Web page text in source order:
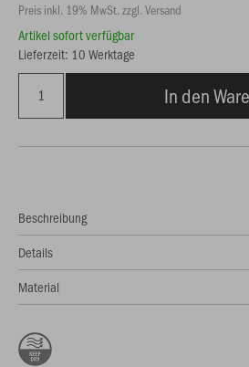
Preis inkl. 19% MwSt. zzgl. Versand
Artikel sofort verfügbar
Lieferzeit: 10 Werktage
In den
Beschreibung
Details
Material